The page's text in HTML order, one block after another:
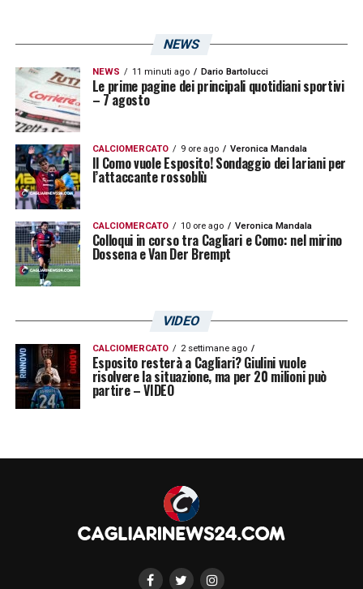
NEWS
NEWS 11 minuti ago Dario Bartolucci
Le prime pagine dei principali quotidiani sportivi
– 7 agosto
CALCIOMERCATO 9 ore ago Veronica Mandala
Il Como vuole Esposito! Sondaggio dei lariani per
l’attaccante rossoblù
CALCIOMERCATO 10 ore ago Veronica Mandala
Colloqui in corso tra Cagliari e Como: nel mirino
Dossena e Van Der Brempt
VIDEO
CALCIOMERCATO 2 settimane ago
Esposito resterà a Cagliari? Giulini vuole
risolvere la situazione, ma per 20 milioni può
partire – VIDEO